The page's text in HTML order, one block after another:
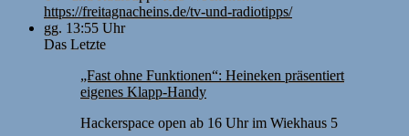
https://freitagnacheins.de/tv-und-radiotipps/
gg. 13:55 Uhr
Das Letzte
„Fast ohne Funktionen“: Heineken präsentiert
eigenes Klapp-Handy
Hackerspace open ab 16 Uhr im Wiekhaus 5